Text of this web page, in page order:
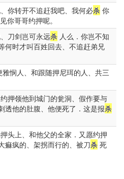
你转开不追赶我吧、我何必杀 你
你哥哥约押呢。
刀剑岂可永远杀 人么．你岂不知
何时才叫百姓回去、不追赶弟兄
雅悯人、和跟随押尼珥的人、共三
押领他到城门的瓮洞、假作要与
透他的肚腹、他便死了．这是报杀
头上、和他父的全家．又愿约押
痲疯的、架拐而行的、被刀杀死